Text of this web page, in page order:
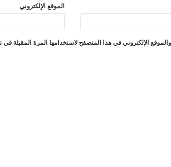
الموقع الإلكتروني
الإلكتروني في هذا المتصفح لاستخدامها المرة المقبلة في